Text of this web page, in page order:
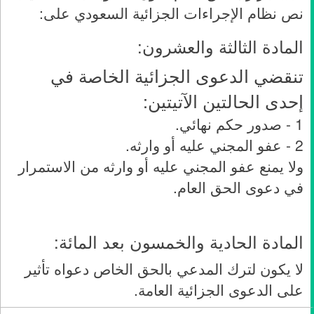
نص نظام الإجراءات الجزائية السعودي على:
المادة الثالثة والعشرون:
تنقضي الدعوى الجزائية الخاصة في
إحدى الحالتين الآتيتين:
1 - صدور حكم نهائي.
2 - عفو المجني عليه أو وارثه.
ولا يمنع عفو المجني عليه أو وارثه من الاستمرار
في دعوى الحق العام.
المادة الحادية والخمسون بعد المائة:
لا يكون لترك المدعي بالحق الخاص دعواه تأثير
على الدعوى الجزائية العامة.